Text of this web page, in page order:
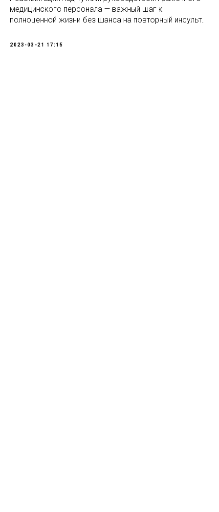
медицинского персонала — важный шаг к
полноценной жизни без шанса на повторный инсульт.
2023-03-21 17:15